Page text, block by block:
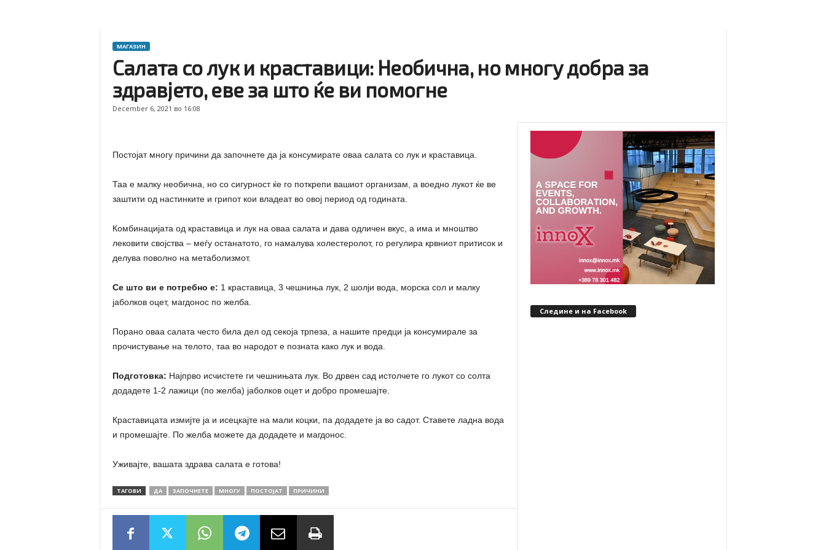
МАГАЗИН
Салата со лук и краставици: Необична, но многу добра за
здравјето, еве за што ќе ви помогне
December 6, 2021 во 16:08
Постојат многу причини да започнете да ја консумирате оваа салата со лук и краставица.
Таа е малку необична, но со сигурност ќе го поткрепи вашиот организам, а воедно лукот ќе ве
заштити од настинките и грипот кои владеат во овој период од годината.
Комбинацијата од краставица и лук на оваа салата и дава одличен вкус, а има и мноштво
лековити својства – меѓу останатото, го намалува холестеролот, го регулира крвниот притисок и
делува поволно на метаболизмот.
Се што ви е потребно е: 1 краставица, 3 чешниња лук, 2 шолји вода, морска сол и малку
јаболков оцет, магдонос по желба.
Порано оваа салата често била дел од секоја трпеза, а нашите предци ја консумирале за
прочистување на телото, таа во народот е позната како лук и вода.
Подготовка: Најпрво исчистете ги чешнињата лук. Во дрвен сад истолчете го лукот со солта
додадете 1-2 лажици (по желба) јаболков оцет и добро промешајте.
Краставицата измијте ја и исецкајте на мали коцки, па додадете ја во садот. Ставете ладна вода
и промешајте. По желба можете да додадете и магдонос.
Уживајте, вашата здрава салата е готова!
ТАГОВИ ДА ЗАПОЧНЕТЕ МНОГУ ПОСТОЈАТ ПРИЧИНИ
Следине и на Facebook